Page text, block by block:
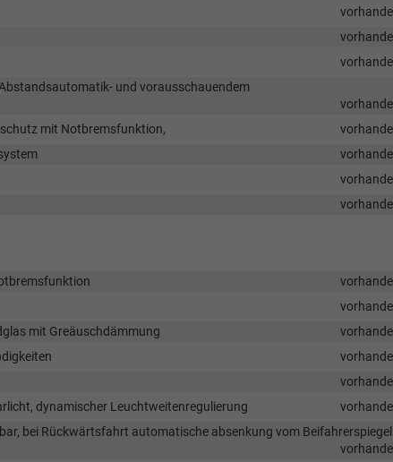
und vorausschauendem
mit Notbremsfunktion,
mit Greäuschdämmung
dynamischer Leuchtweitenregulierung
bei Rückwärtsfahrt automatische absenkung vom Beifahrerspiegel